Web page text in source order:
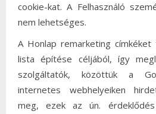
cookie-kat. A Felhasználó
nem lehetséges.
A Honlap remarketing
lista építése céljából, így
szolgáltatók, közöttük a
internetes webhelyeiken
meg, ezek az ún.